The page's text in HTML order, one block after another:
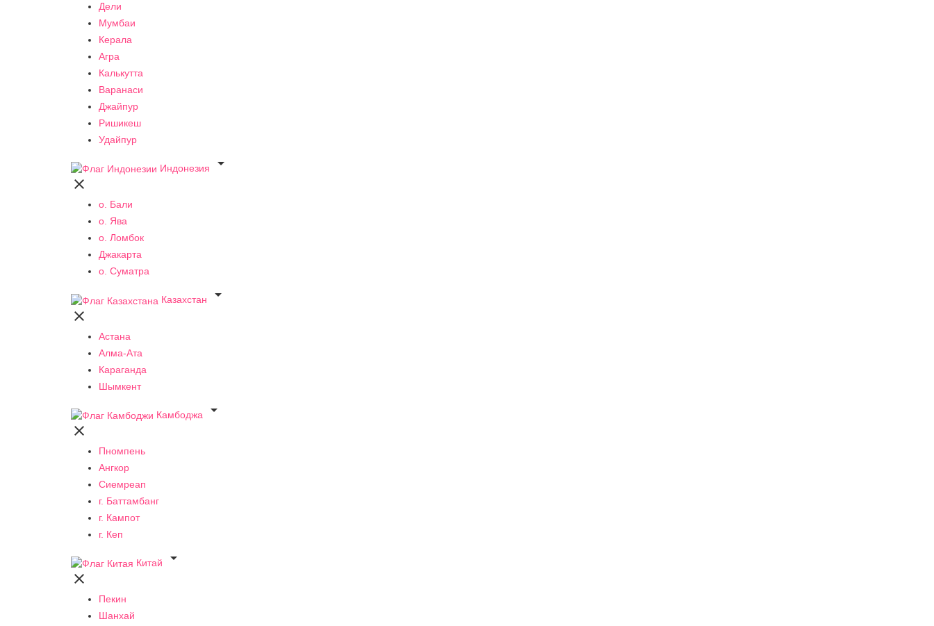
Дели
Мумбаи
Керала
Агра
Калькутта
Варанаси
Джайпур
Ришикеш
Удайпур
Индонезия


о. Бали
о. Ява
о. Ломбок
Джакарта
о. Суматра
Казахстан


Астана
Алма-Ата
Караганда
Шымкент
Камбоджа


Пномпень
Ангкор
Сиемреап
г. Баттамбанг
г. Кампот
г. Кеп
Китай


Пекин
Шанхай